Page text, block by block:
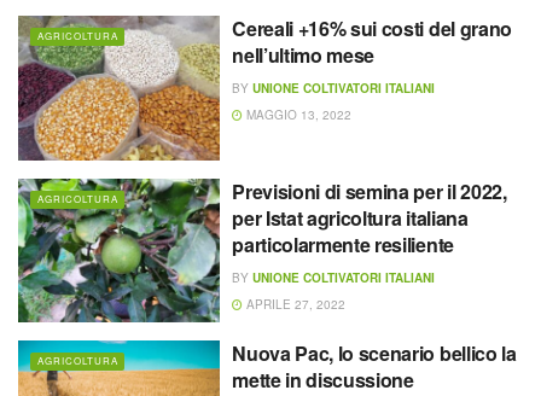
AGRICOLTURA
Cereali +16% sui costi del grano
nell’ultimo mese
BY UNIONE COLTIVATORI ITALIANI
MAGGIO 13, 2022
AGRICOLTURA
Previsioni di semina per il 2022,
per Istat agricoltura italiana
particolarmente resiliente
BY UNIONE COLTIVATORI ITALIANI
APRILE 27, 2022
AGRICOLTURA
Nuova Pac, lo scenario bellico la
mette in discussione